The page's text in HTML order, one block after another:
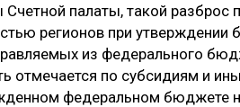
палаты, такой разброс
регионов при
из федерального
отмечается по субсидиям и
федеральном бюджете